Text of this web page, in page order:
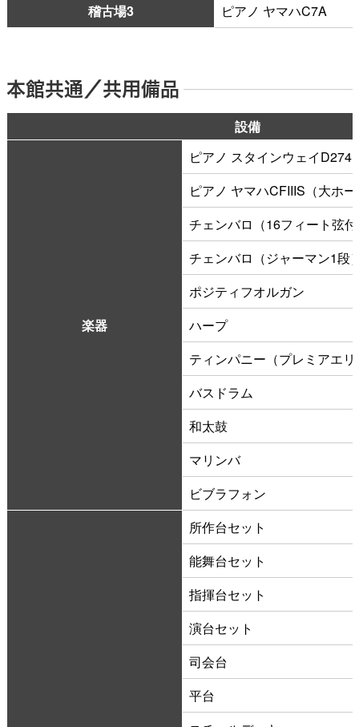
稽古場3
ピアノ ヤマハC7A
本館共通／共用備品
設備
楽器
ピアノ スタインウェイD274
ピアノ ヤマハCFIIIS（大ホ
チェンバロ（16フィート弦
チェンバロ（ジャーマン1段
ポジティフオルガン
ハープ
ティンパニー（プレミアエ
バスドラム
和太鼓
マリンバ
ビブラフォン
所作台セット
能舞台セット
指揮台セット
演台セット
司会台
平台